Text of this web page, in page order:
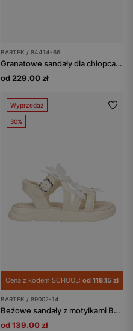
BARTEK / 84414-66
Granatowe sandały dla chłopca z niebieskimi wstawkami BARTEK 84414-66
od 229.00 zł
Wyprzedaż
30%
Cena z kodem SCHOOL: od 118.15 zł
BARTEK / 89002-14
Beżowe sandały z motylkami BARTEK 89002-14
od 139.00 zł